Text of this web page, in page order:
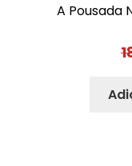
A Pousada